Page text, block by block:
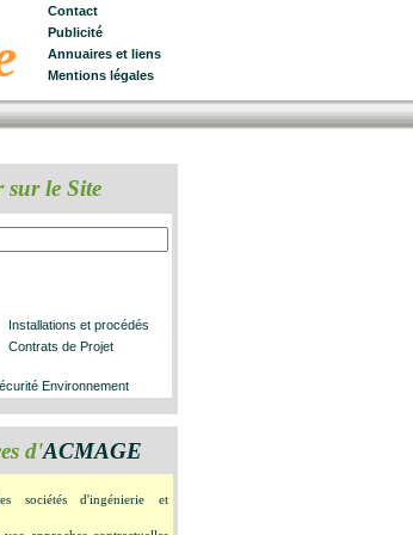
Contact
Publicité
Annuaires et liens
Mentions légales
sur le Site
Installations et procédés
Contrats de Projet
Environnement
d'ACMAGE
sociétés d'ingénierie et